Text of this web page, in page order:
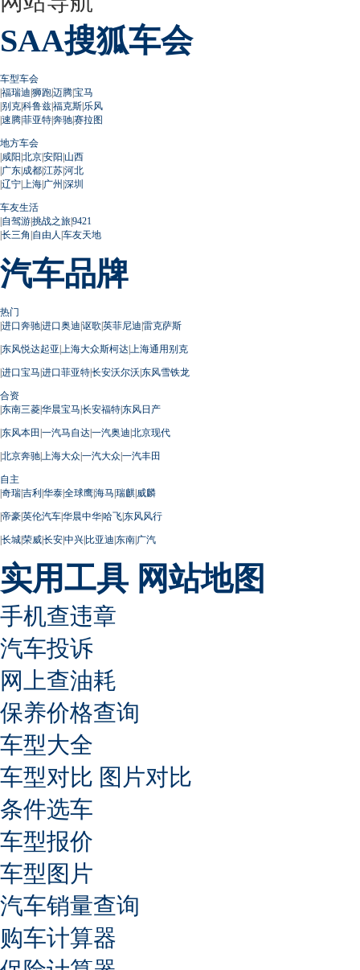
SAA搜狐车会
车型车会
|福瑞迪|狮跑|迈腾|宝马
|别克|科鲁兹|福克斯|乐风
|速腾|菲亚特|奔驰|赛拉图
地方车会
|咸阳|北京|安阳|山西
|广东|成都|江苏|河北
|辽宁| 上海|广州 |深圳
车友生活
|自驾游|挑战之旅|9421
|长三角 |自由人 |车友天地
汽车品牌
热门
|进口奔驰|进口奥迪|讴歌|英菲尼迪|雷克萨斯
|东风悦达起亚| 上海大众斯柯达| 上海通用别克
|进口宝马|进口菲亚特|长安沃尔沃|东风雪铁龙
合资
|东南三菱|华晨宝马|长安福特|东风日产
|东风本田 |一汽马自达|一汽奥迪|北京现代
|北京奔驰| 上海大众|一汽大众|一汽丰田
自主
|奇瑞|吉利|华泰|全球鹰|海马|瑞麒|威麟
|帝豪|英伦汽车|华晨中华|哈飞|东风风行
|长城|荣威|长安|中兴|比亚迪|东南|广汽
实用工具 网站地图
手机查违章
汽车投诉
网上查油耗
保养价格查询
车型大全
车型对比 图片对比
条件选车
车型报价
车型图片
汽车销量查询
购车计算器